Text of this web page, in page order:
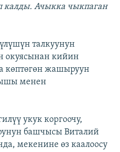
калды. Ачыкка чыкпаган
талкуунун
окуясынан кийин
көптөгөн жашыруун
менен
укук коргоочу,
башчысы Виталий
мекенине өз каалоосу